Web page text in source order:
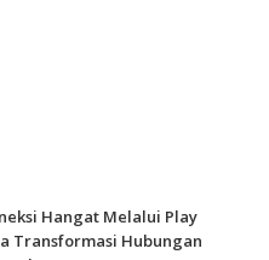
Hangat Melalui Play
Transformasi Hubungan